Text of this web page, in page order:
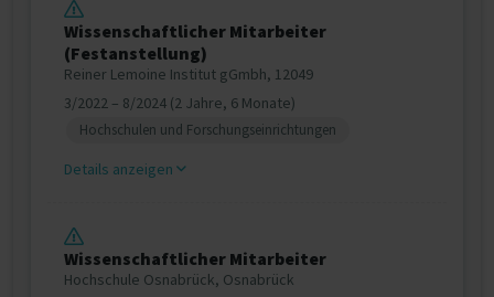
Wissenschaftlicher Mitarbeiter
(Festanstellung)
Reiner Lemoine Institut gGmbh, 12049
3/2022 – 8/2024 (2 Jahre, 6 Monate)
Hochschulen und Forschungseinrichtungen
Details anzeigen
Wissenschaftlicher Mitarbeiter
Hochschule Osnabrück, Osnabrück